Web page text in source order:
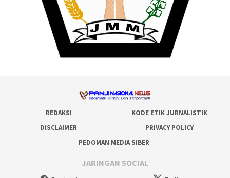
REDAKSI
KODE ETIK JURNALISTIK
DISCLAIMER
PRIVACY POLICY
PEDOMAN MEDIA SIBER
JARINGAN SOCIAL